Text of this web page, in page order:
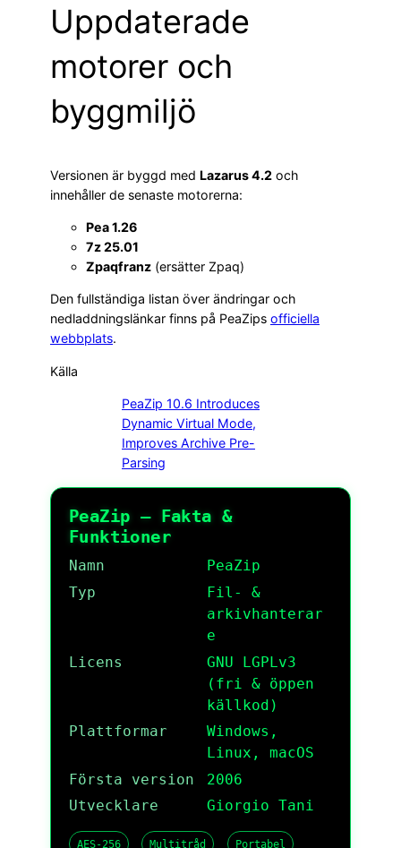
Uppdaterade
motorer och
byggmiljö
Versionen är byggd med Lazarus 4.2 och
innehåller de senaste motorerna:
Pea 1.26
7z 25.01
Zpaqfranz (ersätter Zpaq)
Den fullständiga listan över ändringar och
nedladdningslänkar finns på PeaZips officiella
webbplats.
Källa
PeaZip 10.6 Introduces
Dynamic Virtual Mode,
Improves Archive Pre-
Parsing
PeaZip – Fakta &
Funktioner
Namn
PeaZip
Typ
Fil- &
arkivhanterar
e
Licens
GNU LGPLv3
(fri & öppen
källkod)
Plattformar
Windows,
Linux, macOS
Första version
2006
Utvecklare
Giorgio Tani
AES-256 Multitråd Portabel